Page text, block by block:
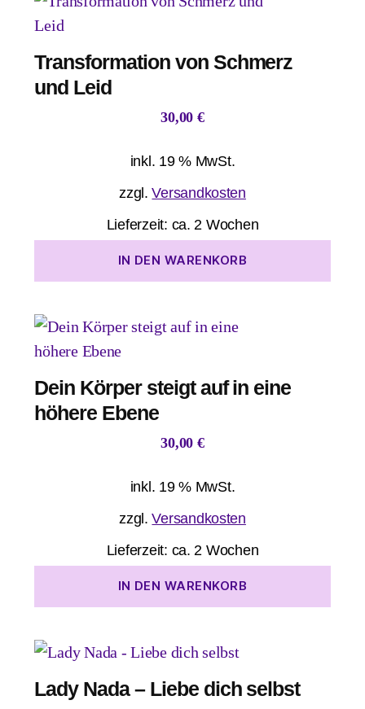
Transformation von Schmerz
und Leid
30,00 €
inkl. 19 % MwSt.
zzgl.Versandkosten
Lieferzeit: ca. 2 Wochen
IN DEN WARENKORB
Dein Körper steigt auf in eine
höhere Ebene
30,00 €
inkl. 19 % MwSt.
zzgl.Versandkosten
Lieferzeit: ca. 2 Wochen
IN DEN WARENKORB
Lady Nada – Liebe dich selbst